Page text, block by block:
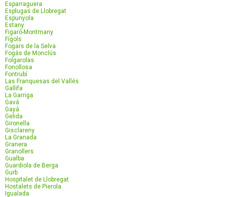
Esparraguera
Esplugas de Llobregat
Espunyola
Estany
Figaró-Montmany
Fígols
Fogars de la Selva
Fogás de Monclús
Folgarolas
Fonollosa
Fontrubí
Las Franquesas del Vallés
Gallifa
La Garriga
Gavá
Gayá
Gelida
Gironella
Gisclareny
La Granada
Granera
Granollers
Gualba
Guardiola de Berga
Gurb
Hospitalet de Llobregat
Hostalets de Pierola
Igualada